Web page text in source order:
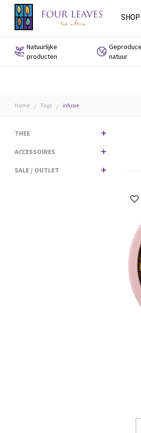
SHOP
Natuurlijke
producten
natuur
Home / Tags / infusie
THEE
ACCESSOIRES
SALE / OUTLET